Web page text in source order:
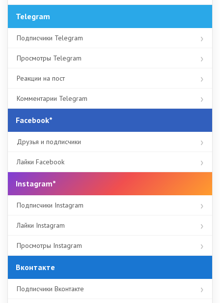
Telegram
Подписчики Telegram
Просмотры Telegram
Реакции на пост
Комментарии Telegram
Facebook*
Друзья и подписчики
Лайки Facebook
Instagram*
Подписчики Instagram
Лайки Instagram
Просмотры Instagram
Вконтакте
Подписчики Вконтакте